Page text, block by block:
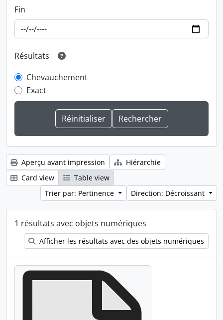
Fin
Résultats
Chevauchement
Exact
Aperçu avant impression
Hiérarchie
Card view
Table view
Trier par: Pertinence
Direction: Décroissant
1 résultats avec objets numériques
Afficher les résultats avec des objets numériques